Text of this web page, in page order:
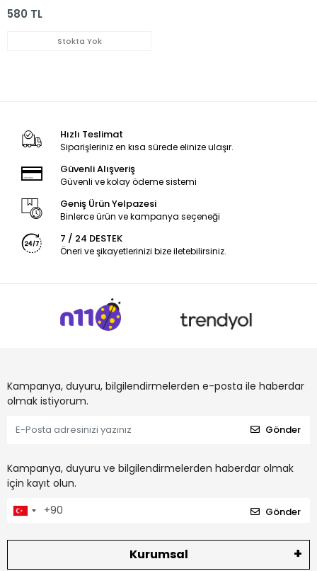
580 TL
Stokta Yok
Hızlı Teslimat
Siparişleriniz en kısa sürede elinize ulaşır.
Güvenli Alışveriş
Güvenli ve kolay ödeme sistemi
Geniş Ürün Yelpazesi
Binlerce ürün ve kampanya seçeneği
7 / 24 DESTEK
Öneri ve şikayetlerinizi bize iletebilirsiniz.
Kampanya, duyuru, bilgilendirmelerden e-posta ile haberdar
olmak istiyorum.
Gönder
Kampanya, duyuru ve bilgilendirmelerden haberdar olmak
için kayıt olun.
Gönder
Kurumsal